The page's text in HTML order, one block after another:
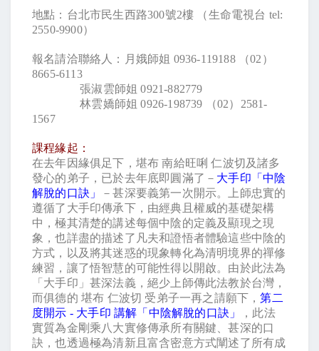
地點：台北市民生西路300號2樓 （生命電視台 tel:
2550-9900）
報名請洽聯絡人：月娥師姐 0936-119188 （02 ）
8665-6113
張淑雲師姐 0921-882779
林雲嬌師姐 0926-198739 （02） 2581-
1567
課程緣起：
在去年因緣俱足下，堪布 南給旺唎 仁波切及諸多
發心的弟子，已於去年底即圓滿了－ 大手印「中陰
解脫的口訣」
－甚深要義第一次開示。上師忠實的
遵循了大手印傳承下，由經典且權威的基礎架構
中，極其清楚的講述每個中陰的定義及顯現之現
象，也詳盡的描述了凡夫和證悟者體驗這些中陰的
方式，以及將其迷惑的現象轉化為清明境界的禪修
練習，讓了悟智慧的可能性得以開啟。由於此法為
「大手印」甚深法義，絕少上師傳此法教於台灣，
而俱德的 堪布 仁波切 受弟子一再之請願下，第二
度開示 - 大手印 講解「中陰解脫的口訣」
，此法
實質為金剛乘八大實修傳承所有關鍵、甚深的口
訣，也透過極為清新且富含密意方式闡述了所有成